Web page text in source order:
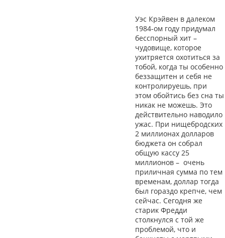
Уэс Крэйвен в далеком
1984-ом году придумал
бесспорный хит –
чудовище, которое
ухитряется охотиться за
тобой, когда ты особенно
беззащитен и себя не
контролируешь, при
этом обойтись без сна ты
никак не можешь. Это
действительно наводило
ужас. При нищебродских
2 миллионах долларов
бюджета он собрал
общую кассу 25
миллионов – очень
приличная сумма по тем
временам, доллар тогда
был гораздо крепче, чем
сейчас. Сегодня же
старик Фредди
столкнулся с той же
проблемой, что и